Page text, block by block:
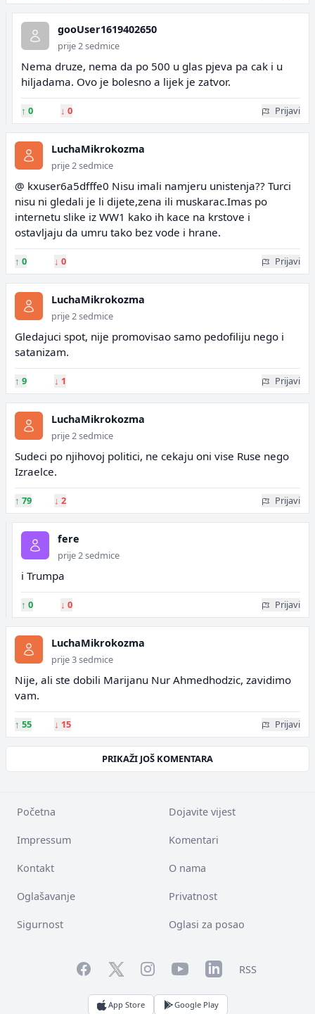
gooUser1619402650
prije 2 sedmice
Nema druze, nema da po 500 u glas pjeva pa cak i u
hiljadama. Ovo je bolesno a lijek je zatvor.
↑ 0 ↓ 0 Prijavi
LuchaMikrokozma
prije 2 sedmice
@ kxuser6a5dfffe0 Nisu imali namjeru unistenja?? Turci
nisu ni gledali je li dijete,zena ili muskarac.Imas po
internetu slike iz WW1 kako ih kace na krstove i
ostavljaju da umru tako bez vode i hrane.
↑ 0 ↓ 0 Prijavi
LuchaMikrokozma
prije 2 sedmice
Gledajuci spot, nije promovisao samo pedofiliju nego i
satanizam.
↑ 9 ↓ 1 Prijavi
LuchaMikrokozma
prije 2 sedmice
Sudeci po njihovoj politici, ne cekaju oni vise Ruse nego
Izraelce.
↑ 79 ↓ 2 Prijavi
fere
prije 2 sedmice
i Trumpa
↑ 0 ↓ 0 Prijavi
LuchaMikrokozma
prije 3 sedmice
Nije, ali ste dobili Marijanu Nur Ahmedhodzic, zavidimo
vam.
↑ 55 ↓ 15 Prijavi
PRIKAŽI JOŠ KOMENTARA
Početna Dojavite vijest
Impressum Komentari
Kontakt O nama
Oglašavanje Privatnost
Sigurnost Oglasi za posao
FacebookTwitterInstagramYouTubeLinkedInRSS
App Store Google Play